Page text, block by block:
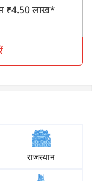
₹4.50 लाख*
राजस्थान